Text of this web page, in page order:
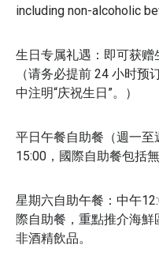
including non-alcoholic
生日专属礼遇：即可获赠
（请务必提前 24 小时预
中注明“庆祝生日”。）
平日午餐自助餐（週一至
15:00，國際自助餐包括
星期六自助午餐：中午
際自助餐，重點推介海鮮
非酒精飲品。